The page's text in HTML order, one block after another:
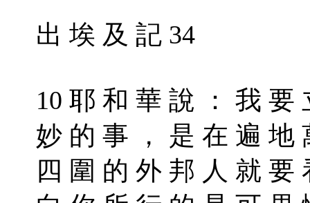
出 埃 及 記 34
10 耶 和 華 說 ： 我 要
妙 的 事 ， 是 在 遍 地
四 圍 的 外 邦 人 就 要